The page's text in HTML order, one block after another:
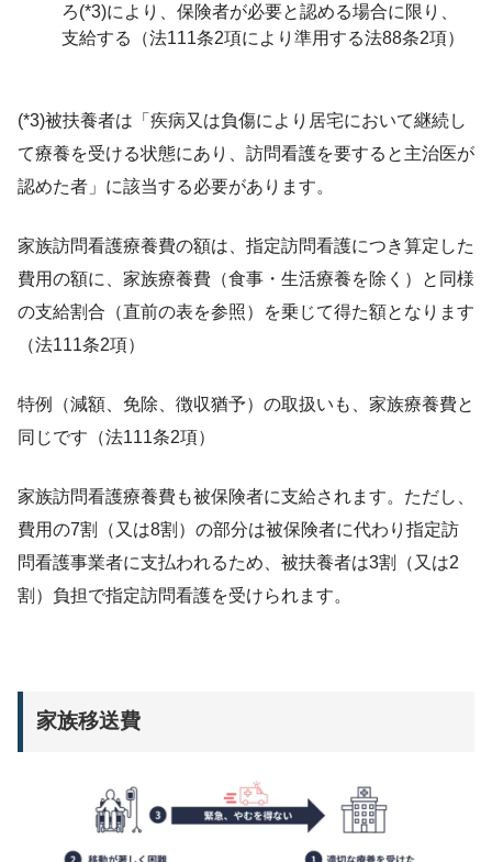
ろ(*3)により、保険者が必要と認める場合に限り、
支給する（法111条2項により準用する法88条2項）
(*3)被扶養者は「疾病又は負傷により居宅において継続し
て療養を受ける状態にあり、訪問看護を要すると主治医が
認めた者」に該当する必要があります。
家族訪問看護療養費の額は、指定訪問看護につき算定した
費用の額に、家族療養費（食事・生活療養を除く）と同様
の支給割合（直前の表を参照）を乗じて得た額となります
（法111条2項）
特例（減額、免除、徴収猶予）の取扱いも、家族療養費と
同じです（法111条2項）
家族訪問看護療養費も被保険者に支給されます。ただし、
費用の7割（又は8割）の部分は被保険者に代わり指定訪
問看護事業者に支払われるため、被扶養者は3割（又は2
割）負担で指定訪問看護を受けられます。
家族移送費